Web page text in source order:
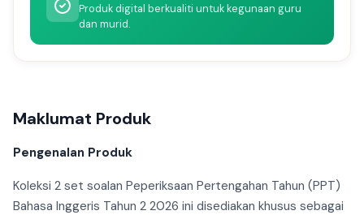
Produk digital berkualiti untuk kegunaan guru
dan murid.
Maklumat Produk
Pengenalan Produk
Koleksi 2 set soalan Peperiksaan Pertengahan Tahun (PPT)
Bahasa Inggeris Tahun 2 2026 ini disediakan khusus sebagai